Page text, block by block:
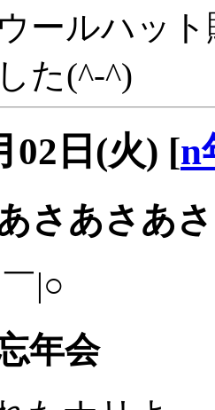
ールハッ
た(^-^)
02日(火) [n
さあさあ
|○
年会